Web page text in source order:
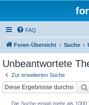
FAQ
Foren-Übersicht Suche
Unbeantwortete
Zur erweiterten Suche
Die Suche ergab mehr als 1000